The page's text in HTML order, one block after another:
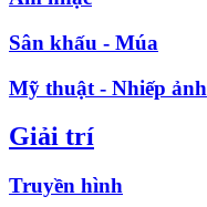
Sân khấu - Múa
Mỹ thuật - Nhiếp ảnh
Giải trí
Truyền hình